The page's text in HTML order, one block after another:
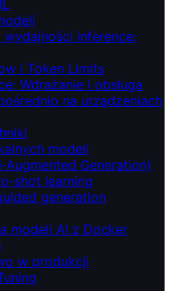
wydajności inference:
i Token Limits
Wdrażanie i obsługa
na urządzeniach
modeli
Generation)
shot learning
generation
modeli AI z Docker
w produkcji